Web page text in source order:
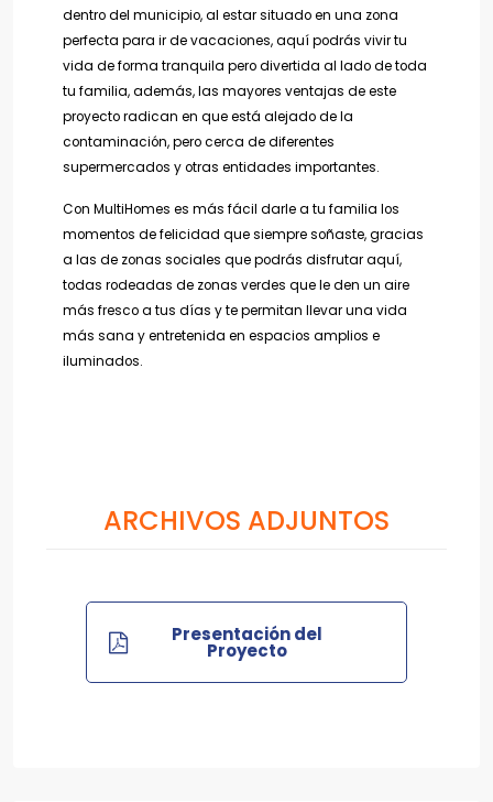
dentro del municipio, al estar situado en una zona
perfecta para ir de vacaciones, aquí podrás vivir tu
vida de forma tranquila pero divertida al lado de toda
tu familia, además, las mayores ventajas de este
proyecto radican en que está alejado de la
contaminación, pero cerca de diferentes
supermercados y otras entidades importantes.
Con MultiHomes es más fácil darle a tu familia los
momentos de felicidad que siempre soñaste, gracias
a las de zonas sociales que podrás disfrutar aquí,
todas rodeadas de zonas verdes que le den un aire
más fresco a tus días y te permitan llevar una vida
más sana y entretenida en espacios amplios e
iluminados.
ARCHIVOS ADJUNTOS
Presentación del
Proyecto